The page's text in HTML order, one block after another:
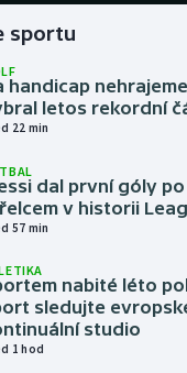
sportu
handicap
letos rekordní
22 min
dal první góly po
v historii
57 min
nabité léto
sledujte
studio
1 hod